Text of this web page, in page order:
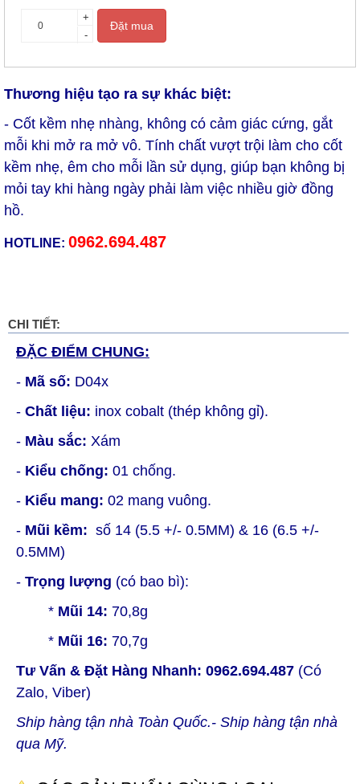
+
-
Đặt mua
Thương hiệu tạo ra sự khác biệt:
- Cốt kềm nhẹ nhàng, không có cảm giác cứng, gắt
mỗi khi mở ra mở vô. Tính chất vượt trội làm cho cốt
kềm nhẹ, êm cho mỗi lần sử dụng, giúp bạn không bị
mỏi tay khi hàng ngày phải làm việc nhiều giờ đồng
hồ.
HOTLINE: 0962.694.487
CHI TIẾT:
ĐẶC ĐIỂM CHUNG:
- Mã số: D04x
- Chất liệu: inox cobalt (thép không gỉ).
- Màu sắc: Xám
- Kiểu chống: 01 chống.
- Kiểu mang: 02 mang vuông.
- Mũi kềm: số 14 (5.5 +/- 0.5MM) & 16 (6.5 +/-
0.5MM)
- Trọng lượng (có bao bì):
* Mũi 14: 70,8g
* Mũi 16: 70,7g
Tư Vấn & Đặt Hàng Nhanh: 0962.694.487 (Có
Zalo, Viber)
Ship hàng tận nhà Toàn Quốc.- Ship hàng tận nhà
qua Mỹ.